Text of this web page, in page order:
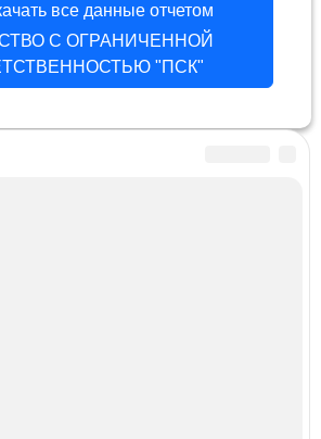
все данные отчетом
С ОГРАНИЧЕННОЙ
"ПСК"